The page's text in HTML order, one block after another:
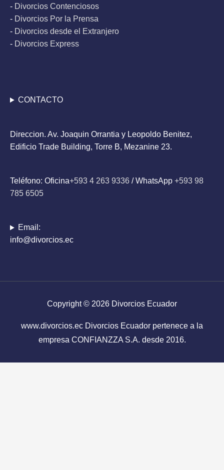
- Divorcios Contenciosos
- Divorcios Por la Prensa
- Divorcios desde el Extranjero
- Divorcios Express
CONTACTO
Direccion. Av. Joaquin Orrantia y Leopoldo Benitez,
Edificio Trade Building, Torre B, Mezanine 23.
Teléfono: Oficina+593 4 263 9336 / WhatsApp +593 98
785 6505
Email:
info@divorcios.ec
Copyright © 2026 Divorcios Ecuador
www.divorcios.ec Divorcios Ecuador pertenece a la
empresa CONFIANZZA S.A. desde 2016.